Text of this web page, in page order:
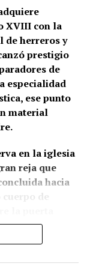
exista una
sería, por
la torre de San
de su
Velasco
o culminación
las últimas
a un único
medieval,
XVIII con la
de herreros y
prestigio
de
especialidad
ese punto
material
en la iglesia
reja que
hacia
de
En lo alto
ángeles con